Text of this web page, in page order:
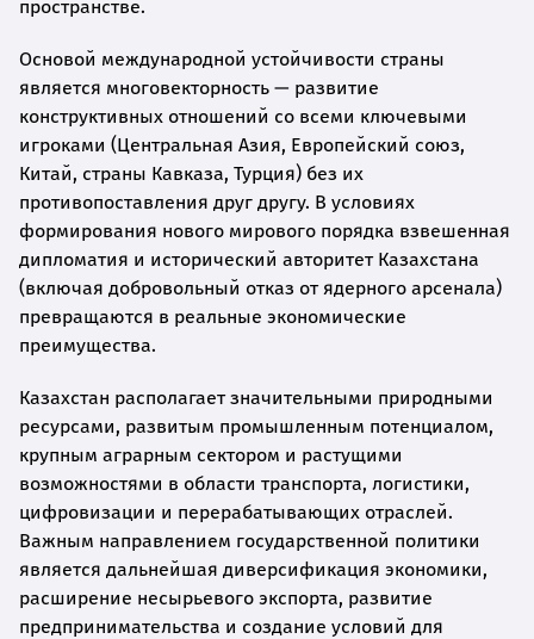
пространстве.
Основой международной устойчивости страны
является многовекторность — развитие
конструктивных отношений со всеми ключевыми
игроками (Центральная Азия, Европейский союз,
Китай, страны Кавказа, Турция) без их
противопоставления друг другу. В условиях
формирования нового мирового порядка взвешенная
дипломатия и исторический авторитет Казахстана
(включая добровольный отказ от ядерного арсенала)
превращаются в реальные экономические
преимущества.
Казахстан располагает значительными природными
ресурсами, развитым промышленным потенциалом,
крупным аграрным сектором и растущими
возможностями в области транспорта, логистики,
цифровизации и перерабатывающих отраслей.
Важным направлением государственной политики
является дальнейшая диверсификация экономики,
расширение несырьевого экспорта, развитие
предпринимательства и создание условий для